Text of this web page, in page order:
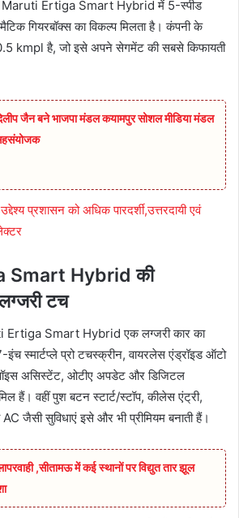
Maruti Ertiga Smart Hybrid में 5-स्पीड
गियरबॉक्स का विकल्प मिलता है। कंपनी के
kmpl है, जो इसे अपने सेगमेंट की सबसे किफायती
जैन बने भाजपा मंडल कयामपुर सोशल मीडिया मंडल
प्रशासन को अधिक पारदर्शी,उत्तरदायी एवं
Smart Hybrid की
टच
Ertiga Smart Hybrid एक लग्जरी कार का
स्मार्टप्ले प्रो टचस्क्रीन, वायरलेस एंड्रॉइड ऑटो
असिस्टेंट, ओटीए अपडेट और डिजिटल
हैं। वहीं पुश बटन स्टार्ट/स्टॉप, कीलेस एंट्री,
जैसी सुविधाएं इसे और भी प्रीमियम बनाती हैं।
,सीतामऊ में कई स्थानों पर विद्युत तार झूल